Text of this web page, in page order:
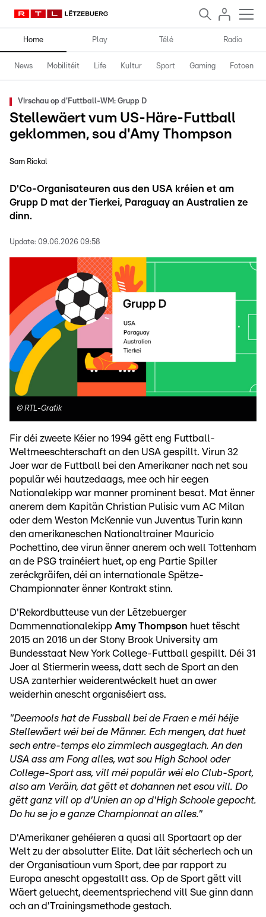
Home Play Télé Radio
News Mobilitéit Life Kultur Sport Gaming Fotoen
Virschau op d'Futtball-WM: Grupp D
Stellewäert vum US-Häre-Futtball
geklommen, sou d'Amy Thompson
Sam Rickal
D'Co-Organisateuren aus den USA kréien et am
Grupp D mat der Tierkei, Paraguay an Australien ze
dinn.
Update: 09.06.2026 09:58
© RTL-Grafik
Fir déi zweete Kéier no 1994 gëtt eng Futtball-
Weltmeeschterschaft an den USA gespillt. Virun 32
Joer war de Futtball bei den Amerikaner nach net sou
populär wéi hautzedaags, mee och hir eegen
Nationalekipp war manner prominent besat. Mat ënner
anerem dem Kapitän Christian Pulisic vum AC Milan
oder dem Weston McKennie vun Juventus Turin kann
den amerikaneschen Nationaltrainer Mauricio
Pochettino, dee virun ënner anerem och well Tottenham
an de PSG trainéiert huet, op eng Partie Spiller
zeréckgräifen, déi an internationale Spëtze-
Championnater ënner Kontrakt stinn.
D'Rekordbutteuse vun der Lëtzebuerger
Dammennationalekipp Amy Thompson huet tëscht
2015 an 2016 un der Stony Brook University am
Bundesstaat New York College-Futtball gespillt. Déi 31
Joer al Stiermerin weess, datt sech de Sport an den
USA zanterhier weiderentwéckelt huet an awer
weiderhin anescht organiséiert ass.
"Deemools hat de Fussball bei de Fraen e méi héije
Stellewäert wéi bei de Männer. Ech mengen, dat huet
sech entre-temps elo zimmlech ausgeglach. An den
USA ass am Fong alles, wat sou High School oder
College-Sport ass, vill méi populär wéi elo Club-Sport,
also am Veräin, dat gëtt et dohannen net esou vill. Do
gëtt ganz vill op d'Unien an op d'High Schoole gepocht.
Do hu se jo e ganze Championnat an alles."
D'Amerikaner gehéieren a quasi all Sportaart op der
Welt zu der absolutter Elite. Dat läit sécherlech och un
der Organisatioun vum Sport, dee par rapport zu
Europa anescht opgestallt ass. Op de Sport gëtt vill
Wäert geluecht, deementspriechend vill Sue ginn dann
och an d'Trainingsmethode gestach.